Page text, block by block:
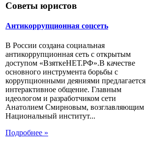
Советы юристов
Антикоррупционная соцсеть
В России создана социальная
антикоррупционная сеть с открытым
доступом «ВзяткеНЕТ.РФ».В качестве
основного инструмента борьбы с
коррупционными деяниями предлагается
интерактивное общение. Главным
идеологом и разработчиком сети
Анатолием Смирновым, возглавляющим
Национальный институт...
Подробнее »